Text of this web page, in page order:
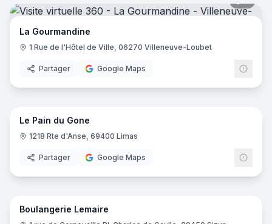
La Gourmandine
1 Rue de l'Hôtel de Ville, 06270 Villeneuve-Loubet
Partager Google Maps
9
Le Pain du Gone
1218 Rte d'Anse, 69400 Limas
Partager Google Maps
7
Boulangerie Lemaire